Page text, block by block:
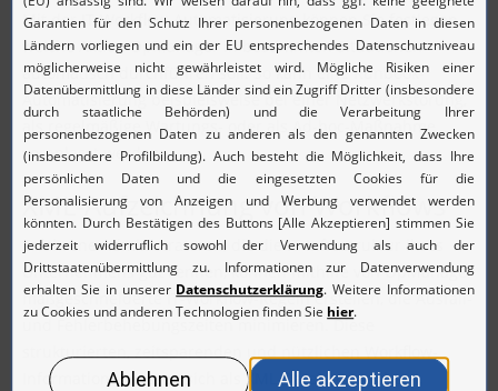
Mit der IT-Workflow-Automatisierung können Sie festlegen,
welche Aktion OpManager in bestimmten Situationen
automatisch durchführen soll. So kann eine Runbook-
Automatisierung beispielsweise bei einer Netzwerkstörung,
als regelmäßige Wartungs- oder als Ad-hoc-Maßnahme
veranlasst werden.
XML-Aufzeichnung von Workflows
Erfahrene Administratoren, die die IT-Infrastruktur ihres
Unternehmens gut kennen, können mithilfe von OpManager
maßgeschneiderte IT-Workflow-Regeln erstellen, die Ausfall-
und Fehlerbehebungszeiten minimieren. Diese
strukturierten, zeitsparenden und nützlichen Workflow-
Informationen lassen sich als XML-Dateien speichern,